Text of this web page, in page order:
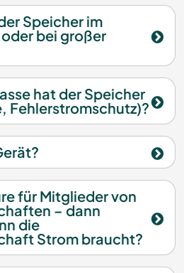
Speicher im
bei großer
hat der Speicher
Fehlerstromschutz)?
für Mitglieder von
– dann
die
Strom braucht?